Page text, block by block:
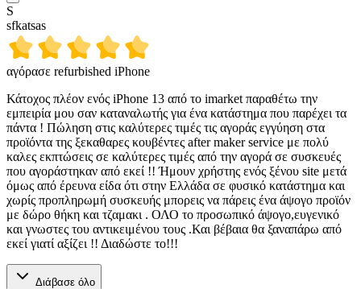
S
sfkatsas
αγόρασε refurbished iPhone
Κάτοχος πλέον ενός iPhone 13 από το imarket παραθέτω την
εμπειρία μου σαν καταναλωτής για ένα κατάστημα που παρέχει τα
πάντα ! Πώληση στις καλύτερες τιμές τις αγοράς εγγύηση στα
προϊόντα της ξεκαθαρες κουβέντες after maker service με πολύ
καλες εκπτώσεις σε καλύτερες τιμές από την αγορά σε συσκευές
που αγοράστηκαν από εκεί !! Ήμουν χρήστης ενός ξένου site μετά
όμως από έρευνα είδα ότι στην Ελλάδα σε φυσικό κατάστημα και
χωρίς προπληρωμή συσκευής μπορεις να πάρεις ένα άψογο προϊόν
με δώρο θήκη και τζαμακι . ΟΛΟ το προσωπικό άψογο,ευγενικό
και γνωστες του αντικειμένου τους .Και βέβαια θα ξαναπάρω από
εκεί γιατί αξίζει !! Διαδώστε το!!!
Διάβασε όλο